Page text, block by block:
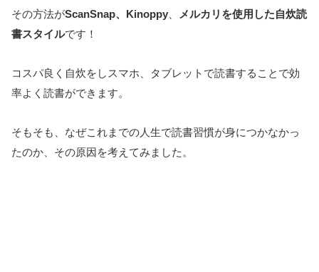
その方法がScanSnap、Kinoppy
メルカリを使用した自炊読
書スタイルです！
コスパ良く自炊をしスマホ、タブレットで読書することで効
率よく読書ができます。
そもそも、なぜこれまでの人生で読書習慣が身につかなかっ
たのか、その原因を考えてみました。